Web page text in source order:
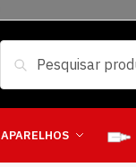
APARELHOS